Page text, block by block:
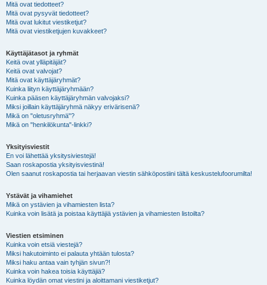
Mitä ovat tiedotteet?
Mitä ovat pysyvät tiedotteet?
Mitä ovat lukitut viestiketjut?
Mitä ovat viestiketjujen kuvakkeet?
Käyttäjätasot ja ryhmät
Keitä ovat ylläpitäjät?
Keitä ovat valvojat?
Mitä ovat käyttäjäryhmät?
Kuinka liityn käyttäjäryhmään?
Kuinka pääsen käyttäjäryhmän valvojaksi?
Miksi joillain käyttäjäryhmä näkyy erivärisenä?
Mikä on "oletusryhmä"?
Mikä on "henkilökunta"-linkki?
Yksityisviestit
En voi lähettää yksitysiviestejä!
Saan roskapostia yksityisviestinä!
Olen saanut roskapostia tai herjaavan viestin sähköpostiini tältä keskustelufoorumilta!
Ystävät ja vihamiehet
Mikä on ystävien ja vihamiesten lista?
Kuinka voin lisätä ja poistaa käyttäjiä ystävien ja vihamiesten listoilta?
Viestien etsiminen
Kuinka voin etsiä viestejä?
Miksi hakutoiminto ei palauta yhtään tulosta?
Miksi haku antaa vain tyhjän sivun?!
Kuinka voin hakea toisia käyttäjiä?
Kuinka löydän omat viestini ja aloittamani viestiketjut?